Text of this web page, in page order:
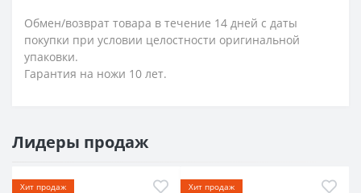
Обмен/возврат товара в течение 14 дней с даты
покупки при условии целостности оригинальной
упаковки.
Гарантия на ножи 10 лет.
Лидеры продаж
Хит продаж Хит продаж